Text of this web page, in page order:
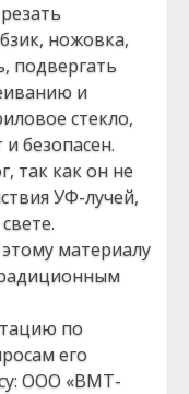
ножовка,
подвергать
и
стекло,
безопасен.
так как он не
УФ-лучей,
материалу
по
его
ООО «ВМТ-